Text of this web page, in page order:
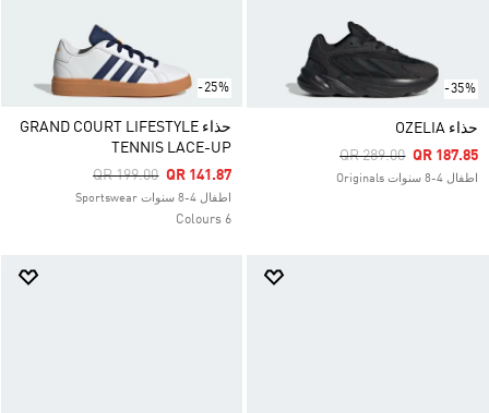
-35%
حذاء OZELIA
Price Reduced From
QR 289.00ToQR 187.85
اطفال 4-8 سنوات Originals
-25%
حذاء GRAND COURT LIFESTYLE
TENNIS LACE-UP
Price Reduced From
QR 199.00ToQR 141.87
اطفال 4-8 سنوات Sportswear
6 Colours